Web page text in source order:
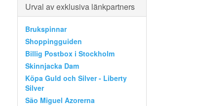
Urval av exklusiva länkpartners
Brukspinnar
Shoppingguiden
Billig Postbox i Stockholm
Skinnjacka Dam
Köpa Guld och Silver - Liberty
Silver
São Miguel Azorerna